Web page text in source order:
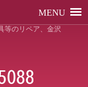
等のリペア、金沢